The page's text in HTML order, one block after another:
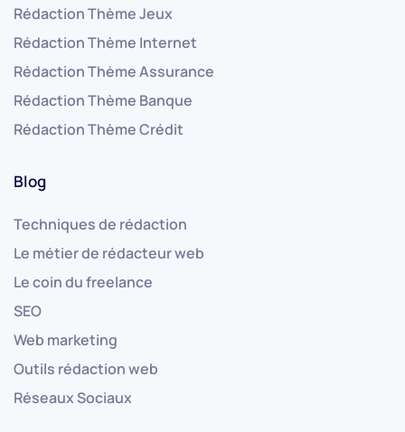
Rédaction Thème Jeux
Rédaction Thème Internet
Rédaction Thème Assurance
Rédaction Thème Banque
Rédaction Thème Crédit
Blog
Techniques de rédaction
Le métier de rédacteur web
Le coin du freelance
SEO
Web marketing
Outils rédaction web
Réseaux Sociaux